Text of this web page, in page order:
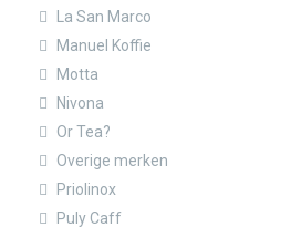
La San Marco
Manuel Koffie
Motta
Nivona
Or Tea?
Overige merken
Priolinox
Puly Caff